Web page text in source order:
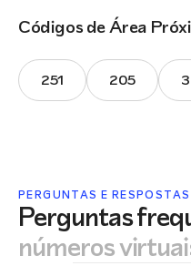
Códigos de Área
251 205
PERGUNTAS E RESPOSTAS
Perguntas
números